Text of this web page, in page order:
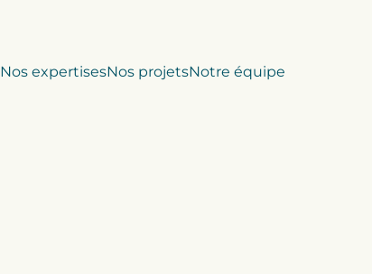
Nos expertisesNos projetsNotre équipe